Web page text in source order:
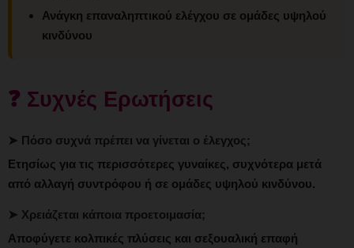
Ανάγκη επαναληπτικού ελέγχου σε ομάδες υψηλού
κινδύνου
❓ Συχνές Ερωτήσεις
➤ Πόσο συχνά πρέπει να γίνεται ο έλεγχος;
Ετησίως για τις περισσότερες γυναίκες, συχνότερα μετά
από αλλαγή συντρόφου ή σε ομάδες υψηλού κινδύνου.
➤ Χρειάζεται κάποια προετοιμασία;
Αποφύγετε κολπικές πλύσεις και σεξουαλική επαφή